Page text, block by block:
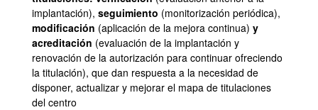
implantación), seguimiento (monitorización periódica),
modificación (aplicación de la mejora continua) y
acreditación (evaluación de la implantación y
renovación de la autorización para continuar ofreciendo
la titulación), que dan respuesta a la necesidad de
disponer, actualizar y mejorar el mapa de titulaciones
del centro